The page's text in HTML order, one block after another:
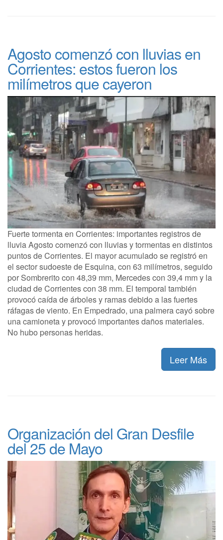
Agosto comenzó con lluvias en
Corrientes: estos fueron los
milímetros que cayeron
Fuerte tormenta en Corrientes: importantes registros de
lluvia Agosto comenzó con lluvias y tormentas en distintos
puntos de Corrientes. El mayor acumulado se registró en
el sector sudoeste de Esquina, con 63 milímetros, seguido
por Sombrerito con 48,39 mm, Mercedes con 39,4 mm y la
ciudad de Corrientes con 38 mm. El temporal también
provocó caída de árboles y ramas debido a las fuertes
ráfagas de viento. En Empedrado, una palmera cayó sobre
una camioneta y provocó importantes daños materiales.
No hubo personas heridas.
Leer Más
Organización del Gran Desfile
del 25 de Mayo